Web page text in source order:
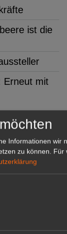
ist die
Erneut mit
Jahren
Informationen wir
zu können.
Für